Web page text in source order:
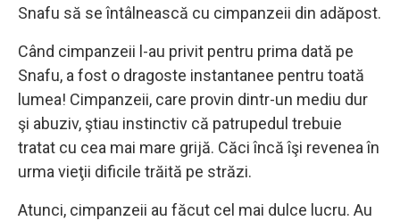
Snafu să se întâlnească cu cimpanzeii din adăpost.
Când cimpanzeii l-au privit pentru prima dată pe
Snafu, a fost o dragoste instantanee pentru toată
lumea! Cimpanzeii, care provin dintr-un mediu dur
şi abuziv, ştiau instinctiv că patrupedul trebuie
tratat cu cea mai mare grijă. Căci încă îşi revenea în
urma vieţii dificile trăită pe străzi.
Atunci, cimpanzeii au făcut cel mai dulce lucru. Au